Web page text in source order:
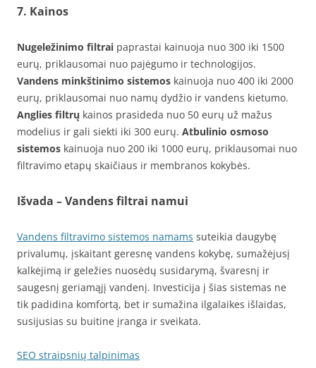
7. Kainos
Nugeležinimo filtrai paprastai kainuoja nuo 300 iki 1500
eurų, priklausomai nuo pajėgumo ir technologijos.
Vandens minkštinimo sistemos kainuoja nuo 400 iki 2000
eurų, priklausomai nuo namų dydžio ir vandens kietumo.
Anglies filtrų kainos prasideda nuo 50 eurų už mažus
modelius ir gali siekti iki 300 eurų. Atbulinio osmoso
sistemos kainuoja nuo 200 iki 1000 eurų, priklausomai nuo
filtravimo etapų skaičiaus ir membranos kokybės.
Išvada – Vandens filtrai namui
Vandens filtravimo sistemos namams suteikia daugybę
privalumų, įskaitant geresnę vandens kokybę, sumažėjusį
kalkėjimą ir geležies nuosėdų susidarymą, švaresnį ir
saugesnį geriamąjį vandenį. Investicija į šias sistemas ne
tik padidina komfortą, bet ir sumažina ilgalaikes išlaidas,
susijusias su buitine įranga ir sveikata.
SEO straipsnių talpinimas